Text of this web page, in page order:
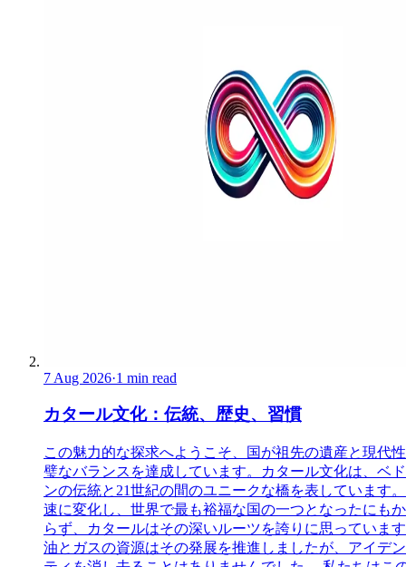
7 Aug 2026·1 min read
カタール文化：伝統、歴史、習慣
この魅力的な探求へようこそ、国が祖先の遺産と現代
璧なバランスを達成しています。カタール文化は、ベ
ンの伝統と21世紀の間のユニークな橋を表しています
速に変化し、世界で最も裕福な国の一つとなったにも
らず、カタールはその深いルーツを誇りに思っていま
油とガスの資源はその発展を推進しましたが、アイデ